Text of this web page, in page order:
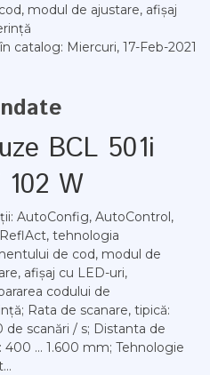
modul de ajustare, afișaj
catalog: Miercuri, 17-Feb-2021
BCL 501i
102 W
AutoConfig, AutoControl,
tehnologia
de cod, modul de
afișaj cu LED-uri,
codului de
Rata de scanare, tipică:
de scanări / s; Distanta de
400 ... 1.600 mm; Tehnologie